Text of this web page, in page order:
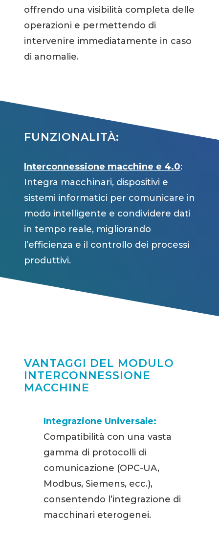
offrendo una visibilità completa delle
operazioni e permettendo di
intervenire immediatamente in caso
di anomalie.
FUNZIONALITÀ:
Interconnessione macchine e 4.0:
Integra macchinari, dispositivi e
sistemi informatici per comunicare in
modo intelligente e condividere dati
in tempo reale, migliorando
l’efficienza e il controllo dei processi
produttivi.
VANTAGGI DEL MODULO
INTERCONNESSIONE
MACCHINE
Integrazione Universale:
Compatibilità con una vasta
gamma di protocolli di
comunicazione (OPC-UA,
Modbus, Siemens, ecc.),
consentendo l’integrazione di
macchinari eterogenei.